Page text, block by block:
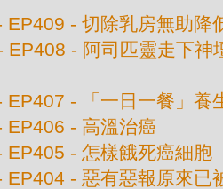
EP409 - 切除乳房無助降
EP408 - 阿司匹靈走下
EP407 - 「一日一餐」養
EP406 - 高溫治癌
EP405 - 怎樣餓死癌細胞
EP404 - 惡有惡報原來已